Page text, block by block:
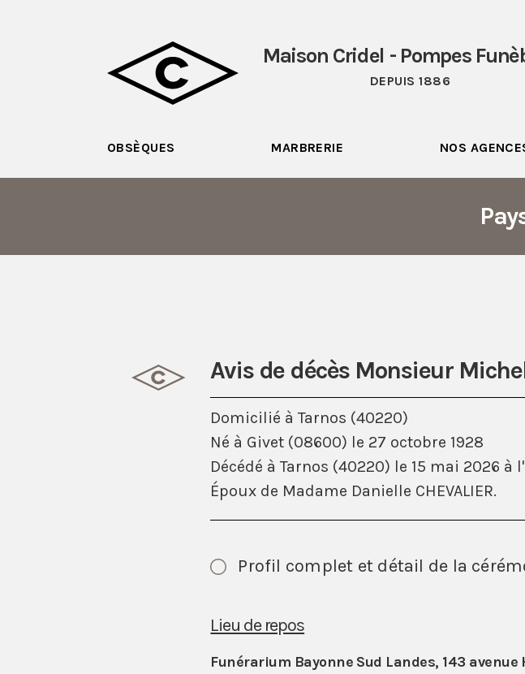
Maison Cridel - Pompes
DEPUIS 1886
OBSÈQUES MARBRERIE NOS
Avis de décès Monsieur Michel
Domicilié à Tarnos (40220)
Né à Givet (08600) le 27 octobre 1928
Décédé à Tarnos (40220) le 15 mai 2026 à
Époux de Madame Danielle CHEVALIER.
Profil complet et détail de la
Lieu de repos
Funérarium Bayonne Sud Landes, 143 avenue